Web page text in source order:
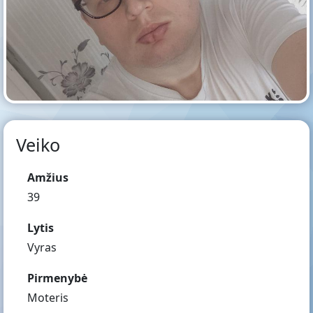
Veiko
Amžius
39
Lytis
Vyras
Pirmenybė
Moteris